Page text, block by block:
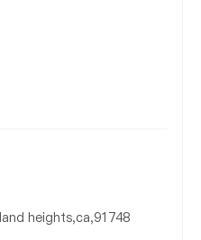
heights,ca,91748